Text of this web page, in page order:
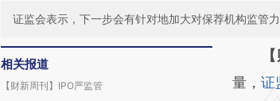
证监会表示，下一步会有针对地加大对保荐机构监管
相关报道
【财新周刊】IPO严监管
请务
AI
量， 证